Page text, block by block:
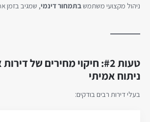
ניהול מקצועי משתמשבתמחור דינמי, שמגיב בזמן
טעות #2: חיקוי מחירים של
ניתוח אמיתי
בעלי דירות רבים בודקים: